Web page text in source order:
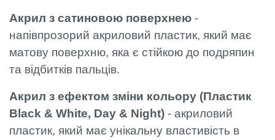
Акрил з сатиновою поверхнею -
напівпрозорий акриловий пластик, який має
матову поверхню, яка є стійкою до подряпин
та відбитків пальців.
Акрил з ефектом зміни кольору (Пластик
Black & White, Day & Night) - акриловий
пластик, який має унікальну властивість в